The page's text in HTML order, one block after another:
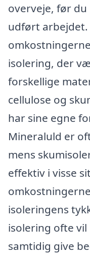
overveje, før
udført
isolering, der
forskellige
cellulose og
har sine egne
Mineraluld er
mens
effektiv i visse
isoleringens
isolering ofte
samtidig give